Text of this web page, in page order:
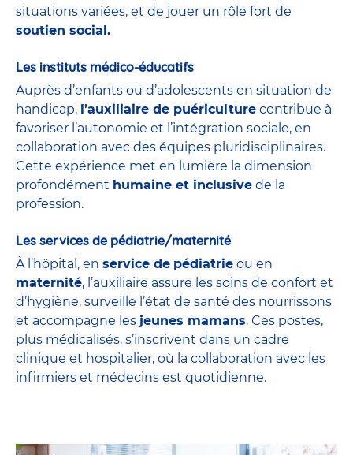
situations variées, et de jouer un rôle fort de
soutien social.
Les instituts médico-éducatifs
Auprès d’enfants ou d’adolescents en situation de
handicap, l’auxiliaire de puériculture contribue à
favoriser l’autonomie et l’intégration sociale, en
collaboration avec des équipes pluridisciplinaires.
Cette expérience met en lumière la dimension
profondément humaine et inclusive de la
profession.
Les services de pédiatrie/maternité
À l’hôpital, en service de pédiatrie ou en
maternité, l’auxiliaire assure les soins de confort et
d’hygiène, surveille l’état de santé des nourrissons
et accompagne les jeunes mamans. Ces postes,
plus médicalisés, s’inscrivent dans un cadre
clinique et hospitalier, où la collaboration avec les
infirmiers et médecins est quotidienne.